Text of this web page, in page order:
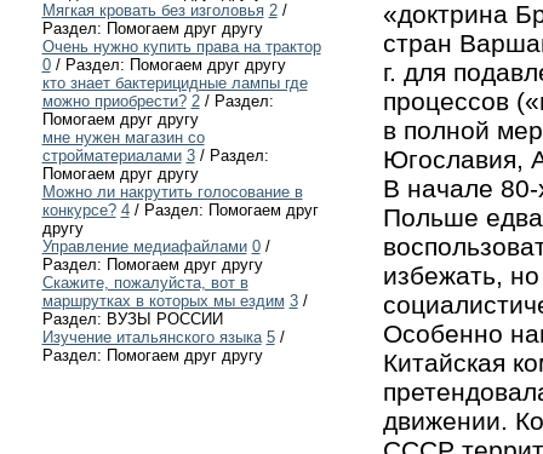
Мягкая кровать без изголовья 2/
Раздел: Помогаем друг другу
Очень нужно купить права на трактор
0/ Раздел: Помогаем друг другу
кто знает бактерицидные лампы где
можно приобрести? 2/ Раздел:
Помогаем друг другу
мне нужен магазин со
стройматериалами 3/ Раздел:
Помогаем друг другу
Можно ли накрутить голосование в
конкурсе? 4/ Раздел: Помогаем друг
другу
Управление медиафайлами 0/
Раздел: Помогаем друг другу
Скажите, пожалуйста, вот в
маршрутках в которых мы ездим 3/
Раздел: ВУЗЫ РОССИИ
Изучение итальянского языка 5/
Раздел: Помогаем друг другу
«доктрина
стран
г. для
процессов
в полной
Югославия,
В начале
Польше едва
избежать,
Особенно
Китайская
движении.